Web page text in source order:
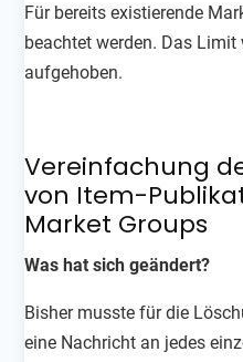
Für bereits existierende
beachtet werden. Das
aufgehoben.
Vereinfachung
von Item-
Market Groups
Was hat sich geändert?
Bisher musste für die
eine Nachricht an jedes